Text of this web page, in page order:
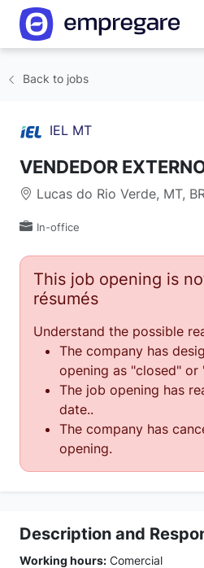
Back to jobs
IEL MT
VENDEDOR
Lucas do Rio Verde, MT,
In-office
This job opening is
résumés
Understand the possible
The company has
opening as "closed" or
The job opening has
date..
The company has
opening.
Description and
Working hours: Comercial